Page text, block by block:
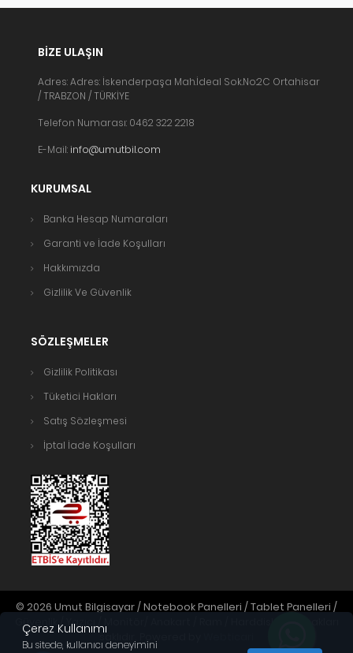
Çerez Kullanımı
Bu sitede, kullanıcı deneyimini
BIZE ULAŞIN
Adres: Adres: İskenderpaşa Mah.İdeal Sok.No:2C Ortahisar
/ TRABZON / TÜRKİYE
Telefon Numarası: 0462 322 2218
E-Mail: info@umutbil.com
KURUMSAL
Banka Hesap Numaraları
Garanti ve İade Koşulları
Hakkımızda
Gizlilik Ve Güvenlik
SÖZLEŞMELER
Gizlilik Politikası
Tüketici Hakları
Satış Sözleşmesi
İptal İade Koşulları
© 2026 Umut Bilgisayar / Notebook Panelleri / Tablet Panelleri /
Güvenlik / Yazıcı / Monitör/ Anakart / Ram / Harddisk. Tüm hakları
saklıdır. Powered by